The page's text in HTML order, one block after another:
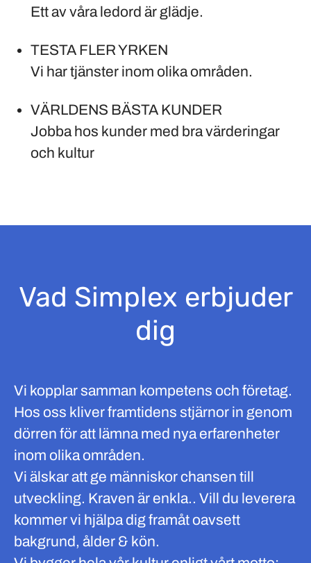
Ett av våra ledord är glädje.
TESTA FLER YRKEN
Vi har tjänster inom olika områden.
VÄRLDENS BÄSTA KUNDER
Jobba hos kunder med bra värderingar
och kultur
Vad Simplex erbjuder
dig
Vi kopplar samman kompetens och företag.
Hos oss kliver framtidens stjärnor in genom
dörren för att lämna med nya erfarenheter
inom olika områden.
Vi älskar att ge människor chansen till
utveckling. Kraven är enkla.. Vill du leverera
kommer vi hjälpa dig framåt oavsett
bakgrund, ålder & kön.